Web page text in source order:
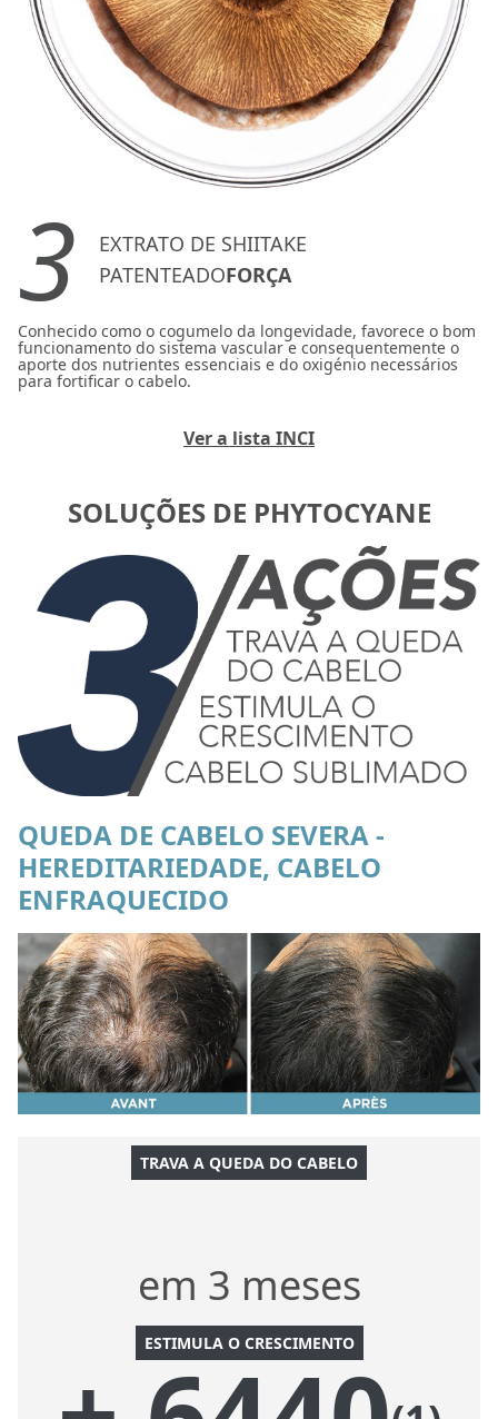
3
EXTRATO DE SHIITAKE
PATENTEADOFORÇA
Conhecido como o cogumelo da longevidade, favorece o bom
funcionamento do sistema vascular e consequentemente o
aporte dos nutrientes essenciais e do oxigénio necessários
para fortificar o cabelo.
Ver a lista INCI
SOLUÇÕES DE PHYTOCYANE
QUEDA DE CABELO SEVERA -
HEREDITARIEDADE, CABELO
ENFRAQUECIDO
TRAVA A QUEDA DO CABELO
em 3 meses
ESTIMULA O CRESCIMENTO